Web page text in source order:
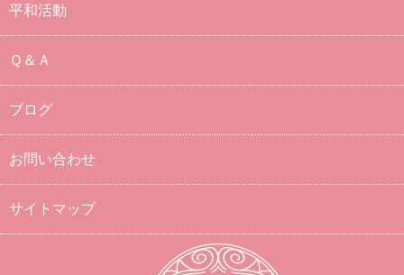
平和活動
Ｑ＆Ａ
ブログ
お問い合わせ
サイトマップ